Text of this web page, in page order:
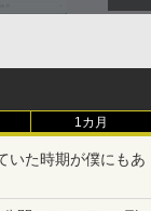
Pulp Therapy
のために [ 辺見
1カ月
た時期が僕にもあ